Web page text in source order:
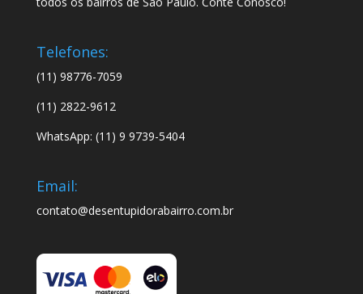
Telefones:
(11) 98776-7059
(11) 2822-9612
WhatsApp: (11) 9 9739-5404
Email:
contato@desentupidorabairro.com.br